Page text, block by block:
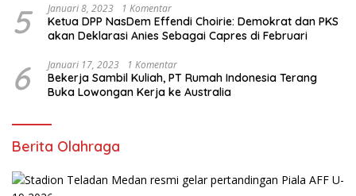
5 Januari 8, 2023 1 Komentar
Ketua DPP NasDem Effendi Choirie: Demokrat dan PKS
akan Deklarasi Anies Sebagai Capres di Februari
6 Januari 17, 2023 1 Komentar
Bekerja Sambil Kuliah, PT Rumah Indonesia Terang
Buka Lowongan Kerja ke Australia
Berita Olahraga